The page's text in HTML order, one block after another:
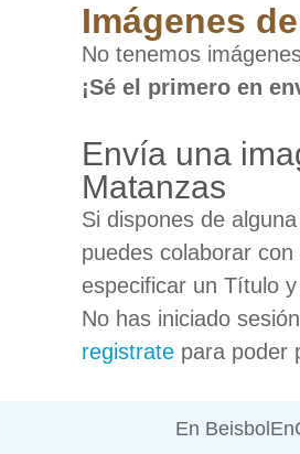
Imágenes
No tenemos
¡Sé el primero en
Envía una
Matanzas
Si dispones de
puedes colaborar
especificar un Título
No has iniciado
registrate para poder
En